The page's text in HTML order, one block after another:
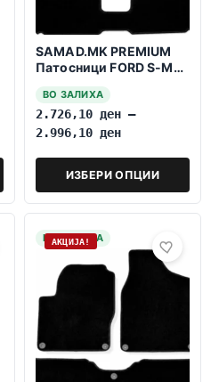
SAMAD.MK PREMIUM
Патосници FORD S-Max
ВО ЗАЛИХА
2.726,10 ден –
2.996,10 ден
ИЗБЕРИ ОПЦИИ
НА ЗАЛИХА
АКЦИЈА!